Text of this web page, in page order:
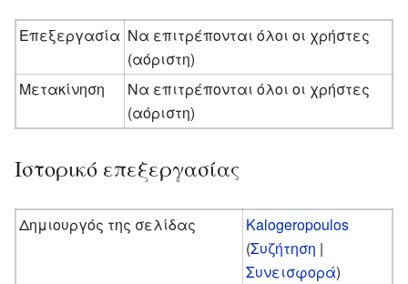
Επεξεργασία Να επιτρέπονται όλοι οι χρήστες
(αόριστη)
Μετακίνηση
Να επιτρέπονται όλοι οι χρήστες
(αόριστη)
Ιστορικό επεξεργασίας
Δημιουργός της σελίδας
Kalogeropoulos
(Συζήτηση |
Συνεισφορά)